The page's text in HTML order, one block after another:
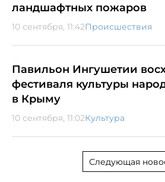
ландшафтных пожаров
10 сентября, 11:42Происшествия
Павильон Ингушетии
фестиваля культуры
в Крыму
10 сентября, 11:02Культура
Следующая